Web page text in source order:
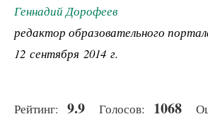
Геннадий Дорофеев
редактор образовательного
12 сентября 2014 г.
Рейтинг: 9.9 Голосов: 1068